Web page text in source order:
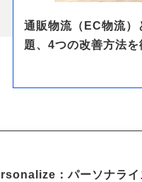
通販物流（EC物流）
題、4つの改善方法
：パーソナライ